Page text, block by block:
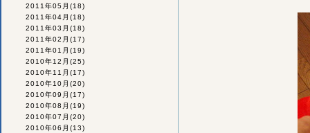
2011年05月 (18)
2011年04月 (18)
2011年03月 (18)
2011年02月 (17)
2011年01月 (19)
2010年12月 (25)
2010年11月 (17)
2010年10月 (20)
2010年09月 (17)
2010年08月 (19)
2010年07月 (20)
2010年06月 (13)